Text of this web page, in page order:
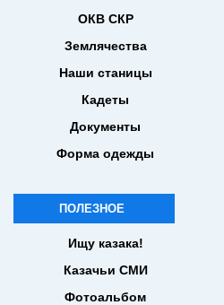
ОКВ СКР
Землячества
Наши станицы
Кадеты
Документы
Форма одежды
ПОЛЕЗНОЕ
Ищу казака!
Казачьи СМИ
Фотоальбом